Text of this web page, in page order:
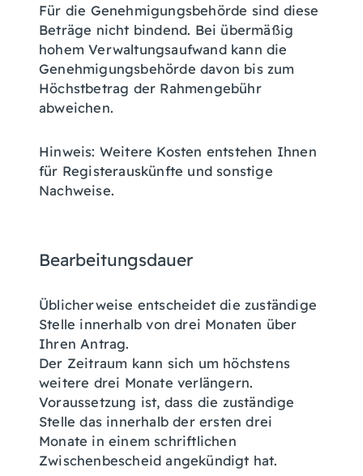
Für die Genehmigungsbehörde sind diese
Beträge nicht bindend. Bei übermäßig
hohem Verwaltungsaufwand kann die
Genehmigungsbehörde davon bis zum
Höchstbetrag der Rahmengebühr
abweichen.
Hinweis: Weitere Kosten entstehen Ihnen
für Registerauskünfte und sonstige
Nachweise.
Bearbeitungsdauer
Üblicherweise entscheidet die zuständige
Stelle innerhalb von drei Monaten über
Ihren Antrag.
Der Zeitraum kann sich um höchstens
weitere drei Monate verlängern.
Voraussetzung ist, dass die zuständige
Stelle das innerhalb der ersten drei
Monate in einem schriftlichen
Zwischenbescheid angekündigt hat.